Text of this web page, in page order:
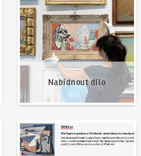
Nabídnout dílo
Napsali o nás